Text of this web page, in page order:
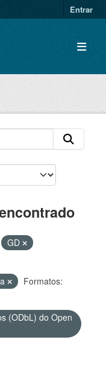
Entrar
GD
Formatos:
(ODbL) do Open